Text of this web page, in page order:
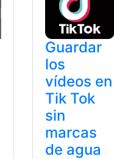
Guardar
los
vídeos en
Tik Tok
sin
marcas
de agua